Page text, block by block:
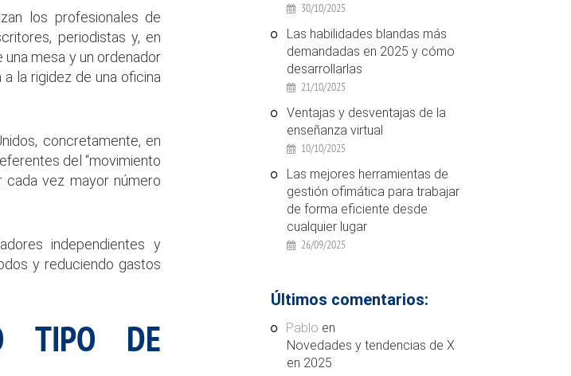
los profesionales de
periodistas y, en
mesa y un ordenador
la rigidez de una oficina
concretamente, en
del “movimiento
cada vez mayor número
independientes y
y reduciendo gastos
TIPO DE
30/10/2025
Las habilidades blandas más
demandadas en 2025 y cómo
desarrollarlas
21/10/2025
Ventajas y desventajas de la
enseñanza virtual
10/10/2025
Las mejores herramientas de
gestión ofimática para trabajar
de forma eficiente desde
cualquier lugar
26/09/2025
Últimos comentarios:
Pablo en
Novedades y tendencias de X
en 2025